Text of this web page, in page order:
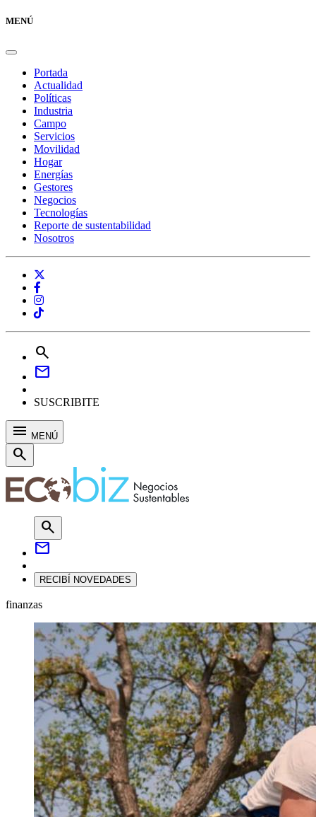
MENÚ
Portada
Actualidad
Políticas
Industria
Campo
Servicios
Movilidad
Hogar
Energías
Gestores
Negocios
Tecnologías
Reporte de sustentabilidad
Nosotros
search
mail
SUSCRIBITE
menu MENÚ
search
search
mail
RECIBÍ NOVEDADES
finanzas